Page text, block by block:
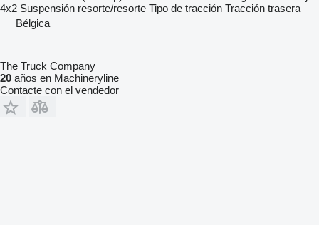
4x2 Suspensión resorte/resorte Tipo de tracción Tracción trasera
Bélgica
The Truck Company
20 años en Machineryline
Contacte con el vendedor